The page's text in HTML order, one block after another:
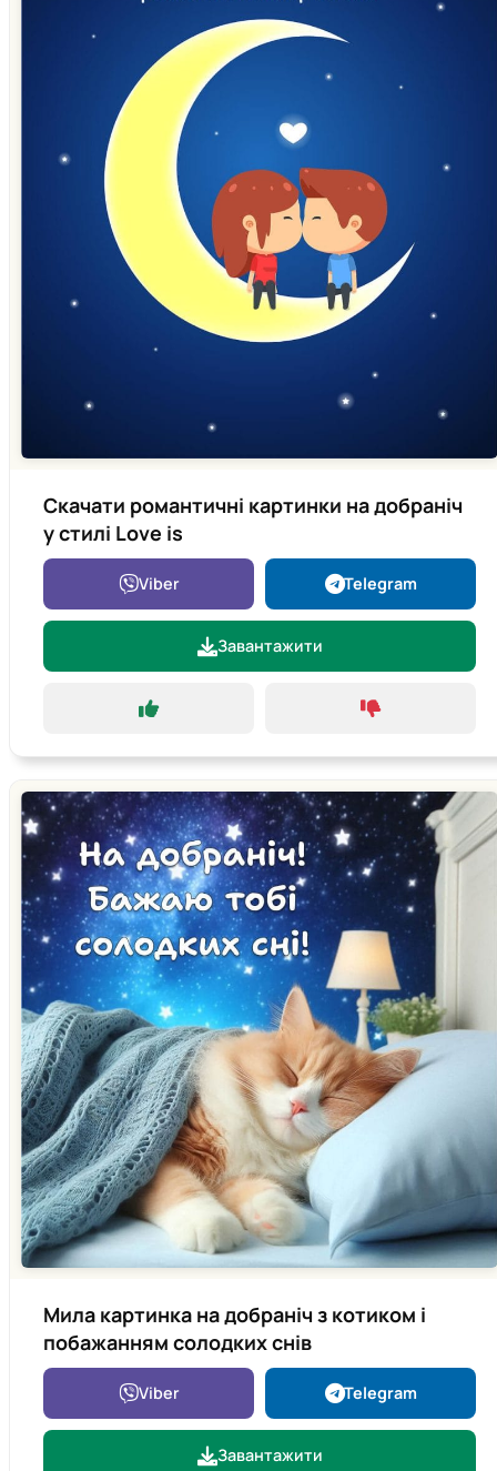
Скачати романтичні картинки на добраніч
у стилі Love is
Viber Telegram
Завантажити
Мила картинка на добраніч з котиком і
побажанням солодких снів
Viber Telegram
Завантажити